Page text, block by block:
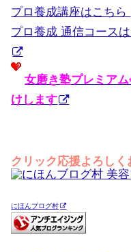
プロ養成講座はこちら
プロ養成 通信コース
女磨き塾プレミア
けします
クリック応援よろしく
にほんブログ村